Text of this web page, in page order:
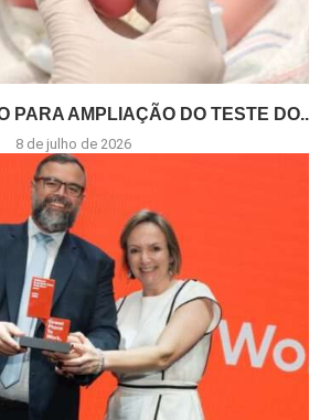
PARA AMPLIAÇÃO DO TESTE DO...
8 de julho de 2026